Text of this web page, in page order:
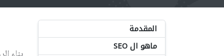
المقدمة
ماهو ال SEO